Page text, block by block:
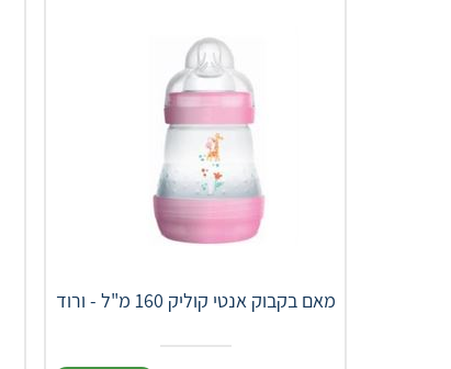
מאם בקבוק אנטי קוליק 160 מ"ל - ורוד